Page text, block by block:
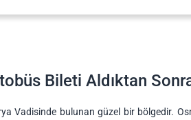
Bileti Aldıktan
Vadisinde bulunan güzel bir bölgedir.